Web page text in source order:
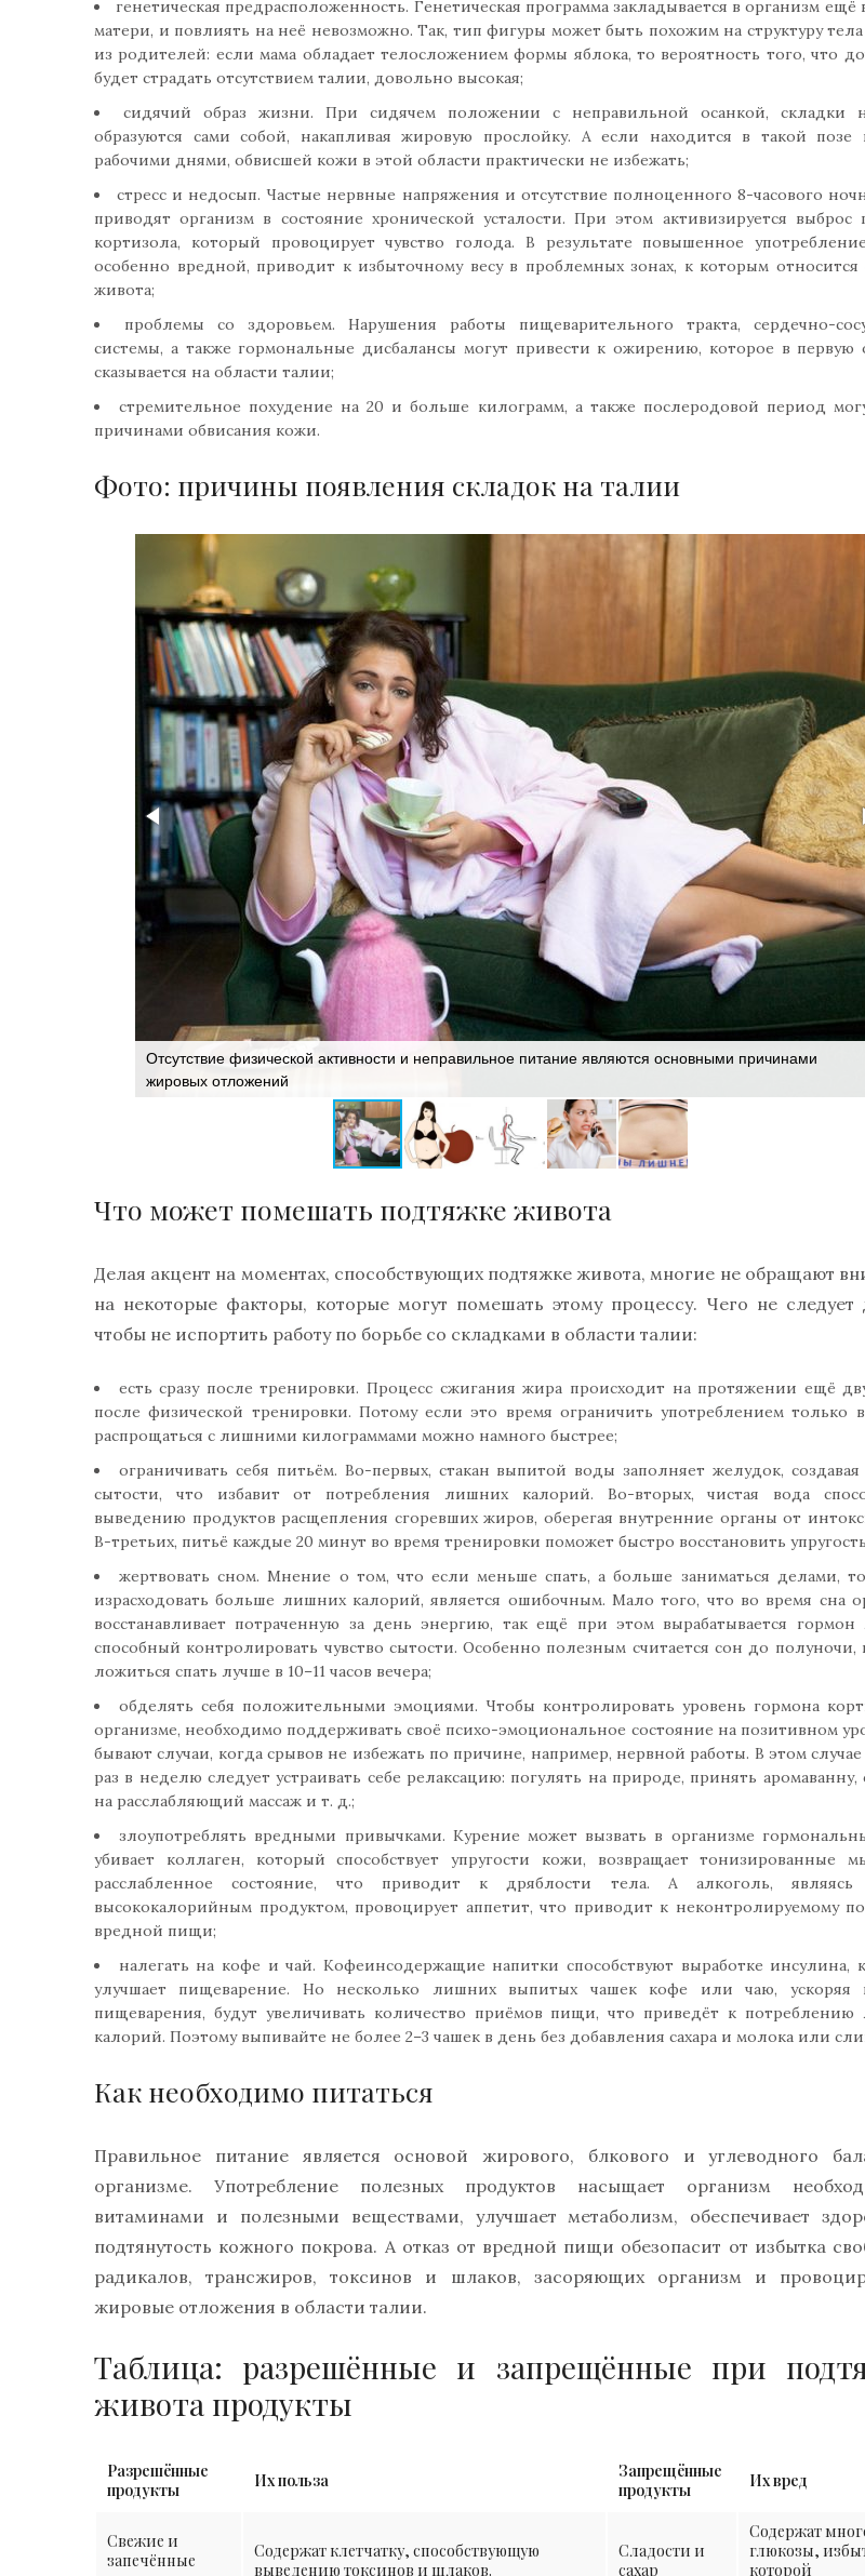
генетическая предрасположенность. Генетическая программа закладывается в организм ещё
матери, и повлиять на неё невозможно. Так, тип фигуры может быть похожим на структуру
из родителей: если мама обладает телосложением формы яблока, то вероятность того, что
будет страдать отсутствием талии, довольно высокая;
сидячий образ жизни. При сидячем положении с неправильной осанкой, складки
образуются сами собой, накапливая жировую прослойку. А если находится в такой позе
рабочими днями, обвисшей кожи в этой области практически не избежать;
стресс и недосып. Частые нервные напряжения и отсутствие полноценного 8-часового
приводят организм в состояние хронической усталости. При этом активизируется выброс
кортизола, который провоцирует чувство голода. В результате повышенное
особенно вредной, приводит к избыточному весу в проблемных зонах, к которым относится
живота;
проблемы со здоровьем. Нарушения работы пищеварительного тракта, сердечно-
системы, а также гормональные дисбалансы могут привести к ожирению, которое в первую
сказывается на области талии;
стремительное похудение на 20 и больше килограмм, а также послеродовой период
причинами обвисания кожи.
Фото: причины появления складок на талии
Отсутствие физической активности и неправильное питание являются основными причинами
жировых отложений
Что может помешать подтяжке живота
Делая акцент на моментах, способствующих подтяжке живота, многие не обращают
на некоторые факторы, которые могут помешать этому процессу. Чего не следует
чтобы не испортить работу по борьбе со складками в области талии:
есть сразу после тренировки. Процесс сжигания жира происходит на протяжении ещё
после физической тренировки. Потому если это время ограничить употреблением только
распрощаться с лишними килограммами можно намного быстрее;
ограничивать себя питьём. Во-первых, стакан выпитой воды заполняет желудок, создавая
сытости, что избавит от потребления лишних калорий. Во-вторых, чистая вода
выведению продуктов расщепления сгоревших жиров, оберегая внутренние органы от
В-третьих, питьё каждые 20 минут во время тренировки поможет быстро восстановить
жертвовать сном. Мнение о том, что если меньше спать, а больше заниматься делами,
израсходовать больше лишних калорий, является ошибочным. Мало того, что во время сна
восстанавливает потраченную за день энергию, так ещё при этом вырабатывается гормон
способный контролировать чувство сытости. Особенно полезным считается сон до полуночи,
ложиться спать лучше в 10–11 часов вечера;
обделять себя положительными эмоциями. Чтобы контролировать уровень гормона
организме, необходимо поддерживать своё психо-эмоциональное состояние на позитивном
бывают случаи, когда срывов не избежать по причине, например, нервной работы. В этом случае
раз в неделю следует устраивать себе релаксацию: погулять на природе, принять аромаванну,
на расслабляющий массаж и т. д.;
злоупотреблять вредными привычками. Курение может вызвать в организме
убивает коллаген, который способствует упругости кожи, возвращает тонизированные
расслабленное состояние, что приводит к дряблости тела. А алкоголь,
высококалорийным продуктом, провоцирует аппетит, что приводит к неконтролируемому
вредной пищи;
налегать на кофе и чай. Кофеинсодержащие напитки способствуют выработке инсулина,
улучшает пищеварение. Но несколько лишних выпитых чашек кофе или чаю, ускоряя
пищеварения, будут увеличивать количество приёмов пищи, что приведёт к
калорий. Поэтому выпивайте не более 2–3 чашек в день без добавления сахара и молока или
Как необходимо питаться
Правильное питание является основой жирового, блкового и углеводного
организме. Употребление полезных продуктов насыщает организм
витаминами и полезными веществами, улучшает метаболизм, обеспечивает
подтянутость кожного покрова. А отказ от вредной пищи обезопасит от избытка
радикалов, трансжиров, токсинов и шлаков, засоряющих организм и
жировые отложения в области талии.
Таблица: разрешённые и запрещённые при
живота продукты
Разрешённые
продукты
Их польза
Запрещённые
продукты
Их вред
Свежие и
запечённые
Содержат клетчатку, способствующую
выведению токсинов и шлаков.
Сладости и
сахар
Содержат
глюкозы,
которой